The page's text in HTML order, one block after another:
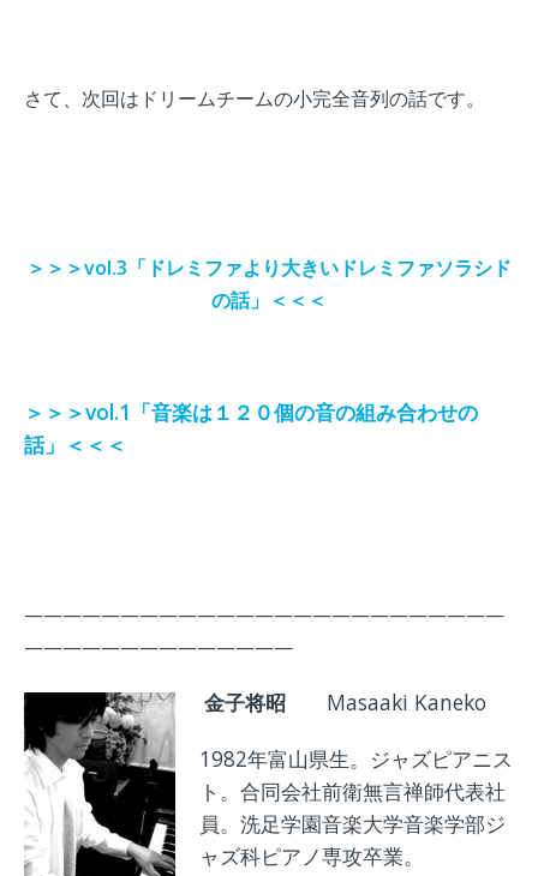
さて、次回はドリームチームの小完全音列の話です。
＞＞＞vol.3「ドレミファより大きいドレミファソラシド
の話」＜＜＜
＞＞＞vol.1「音楽は１２０個の音の組み合わせの
話」＜＜＜
—————————————————————————
——————————————
金子将昭
Masaaki Kaneko
1982年富山県生。ジャズピアニス
ト。合同会社前衛無言禅師代表社
員。洗足学園音楽大学音楽学部ジ
ャズ科ピアノ専攻卒業。